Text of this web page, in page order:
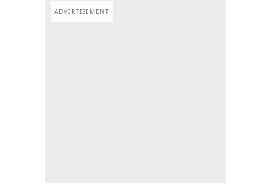
ADVERTISEMENT